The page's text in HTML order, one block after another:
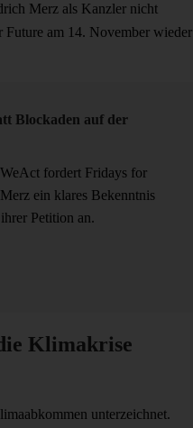
Merz als Kanzler nicht
Future am 14. November wieder
Blockaden auf der
fordert Fridays for
ein klares Bekenntnis
Petition an.
Klimakrise
unterzeichnet.